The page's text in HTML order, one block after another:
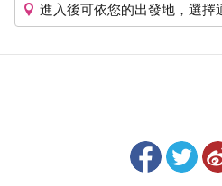
進入後可依您的出發地，選擇